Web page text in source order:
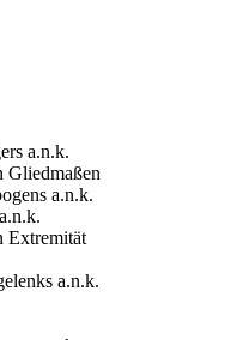
a.n.k.
Gliedmaßen
a.n.k.
Extremität
a.n.k.